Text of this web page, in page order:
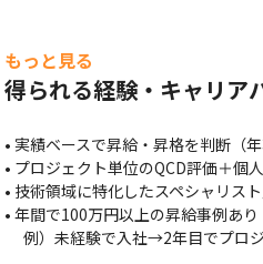
もっと見る
得られる経験・キャリア
• 実績ベースで昇給・昇格を判断（年
• プロジェクト単位のQCD評価＋個
• 技術領域に特化したスペシャリス
• 年間で100万円以上の昇給事例あり
例）未経験で入社→2年目でプロ